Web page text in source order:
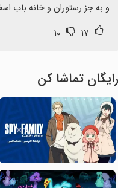
و به جز رستوران و خانه باب
۱۷ ۱۰
رایگان تماشا کن